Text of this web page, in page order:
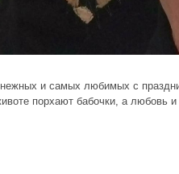
и самых любимых с
порхают бабочки, а